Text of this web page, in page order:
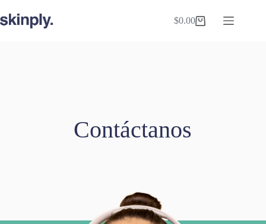
al
contenido
Shopping
$0.00
Contáctanos